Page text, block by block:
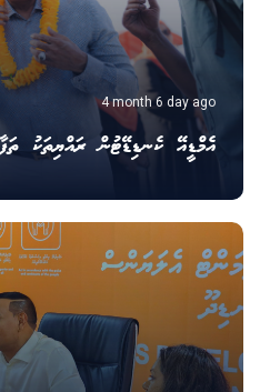
4 month 6 day ago
އެމްޑީއޭ ކެނޑިޑޭޓުން ރައްޔިތަކު